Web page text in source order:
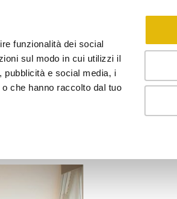
funzionalità dei social
sul modo in cui utilizzi il
pubblicità e social media, i
che hanno raccolto dal tuo